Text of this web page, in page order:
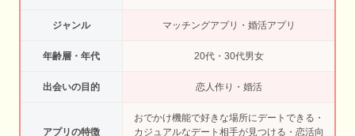
ジャンル マッチングアプリ・婚活アプリ
年齢層・年代 20代・30代男女
出会いの目的 恋人作り・婚活
アプリの特徴
おでかけ機能で好きな場所にデートできる・
カジュアルなデート相手が見つける・恋活向